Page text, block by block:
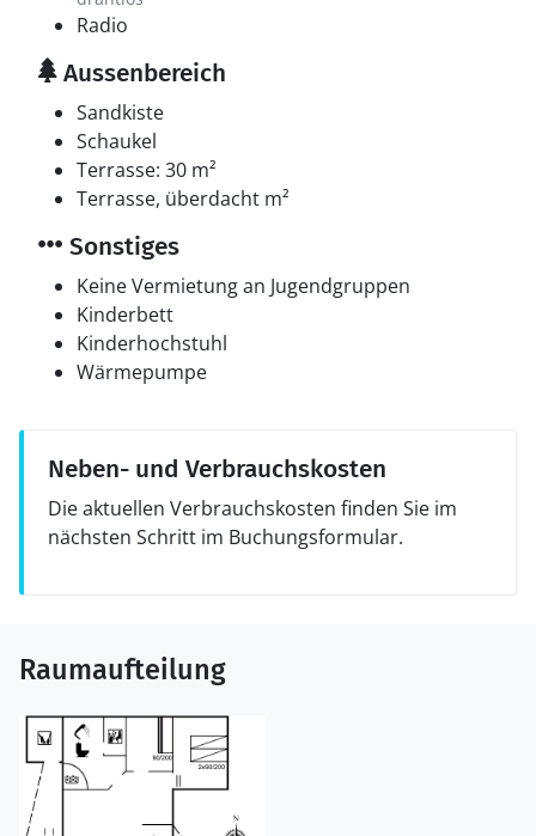
Radio
Aussenbereich
Sandkiste
Schaukel
Terrasse: 30 m²
Terrasse, überdacht m²
Sonstiges
Keine Vermietung an Jugendgruppen
Kinderbett
Kinderhochstuhl
Wärmepumpe
Neben- und Verbrauchskosten
Die aktuellen Verbrauchskosten finden Sie im
nächsten Schritt im Buchungsformular.
Raumaufteilung